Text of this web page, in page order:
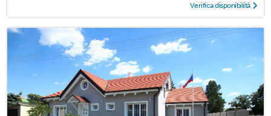
Verifica disponibilità